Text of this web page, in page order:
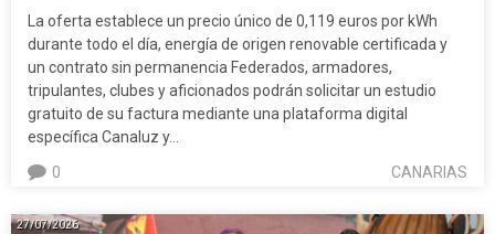
La oferta establece un precio único de 0,119 euros por kWh
durante todo el día, energía de origen renovable certificada y
un contrato sin permanencia Federados, armadores,
tripulantes, clubes y aficionados podrán solicitar un estudio
gratuito de su factura mediante una plataforma digital
específica Canaluz y…
CANARIAS
0
27/07/2026